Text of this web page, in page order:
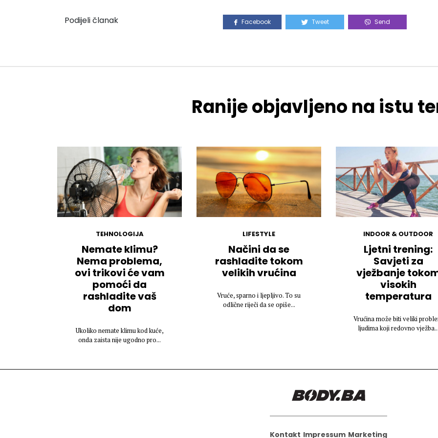
Podijeli članak Facebook Tweet Send
Ranije objavljeno na istu
TEHNOLOGIJA
Nemate klimu?
Nema problema,
ovi trikovi će vam
pomoći da
rashladite vaš
dom
Ukoliko nemate klimu kod kuće,
onda zaista nije ugodno pro...
LIFESTYLE
Načini da se
rashladite tokom
velikih vrućina
Vruće, sparno i ljepljivo. To su
odlične riječi da se opiše...
INDOOR & OUTDOOR
Ljetni trening:
Savjeti za
vježbanje
visokih
temperatura
Vrućina može biti veliki
ljudima koji redovno
Kontakt Impressum Marketing